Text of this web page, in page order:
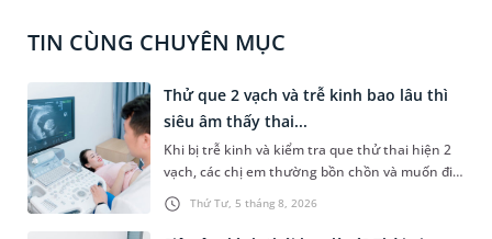
TIN CÙNG CHUYÊN MỤC
Thứ Tư, 5 tháng 8, 2026
Thử que 2 vạch và trễ kinh bao lâu thì
siêu âm thấy thai...
Khi bị trễ kinh và kiểm tra que thử thai hiện 2
vạch, các chị em thường bồn chồn và muốn đi
siêu âm ngay để được nhìn thấy thai nhi.
Nhưng liệu siêu âm sớm như vậy có nên hay